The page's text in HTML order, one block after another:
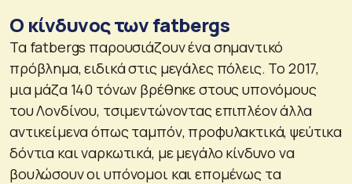
Ο κίνδυνος των fatbergs
Τα fatbergs παρουσιάζουν ένα σημαντικό
πρόβλημα, ειδικά στις μεγάλες πόλεις. Το 2017,
μια μάζα 140 τόνων βρέθηκε στους υπονόμους
του Λονδίνου, τσιμεντώνοντας επιπλέον άλλα
αντικείμενα όπως ταμπόν, προφυλακτικά, ψεύτικα
δόντια και ναρκωτικά, με μεγάλο κίνδυνο να
βουλώσουν οι υπόνομοι και επομένως τα